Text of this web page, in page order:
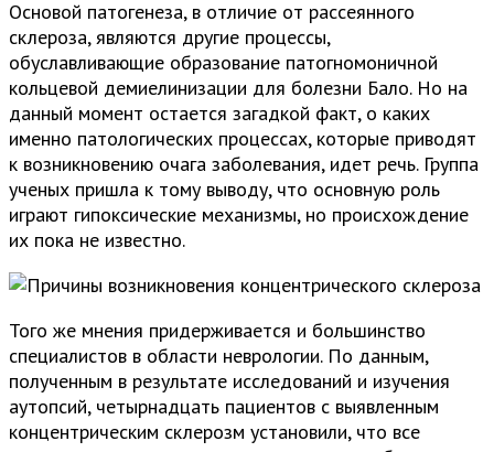
Основой патогенеза, в отличие от рассеянного
склероза, являются другие процессы,
обуславливающие образование патогномоничной
кольцевой демиелинизации для болезни Бало. Но на
данный момент остается загадкой факт, о каких
именно патологических процессах, которые приводят
к возникновению очага заболевания, идет речь. Группа
ученых пришла к тому выводу, что основную роль
играют гипоксические механизмы, но происхождение
их пока не известно.
Того же мнения придерживается и большинство
специалистов в области неврологии. По данным,
полученным в результате исследований и изучения
аутопсий, четырнадцать пациентов с выявленным
концентрическим склерозм установили, что все